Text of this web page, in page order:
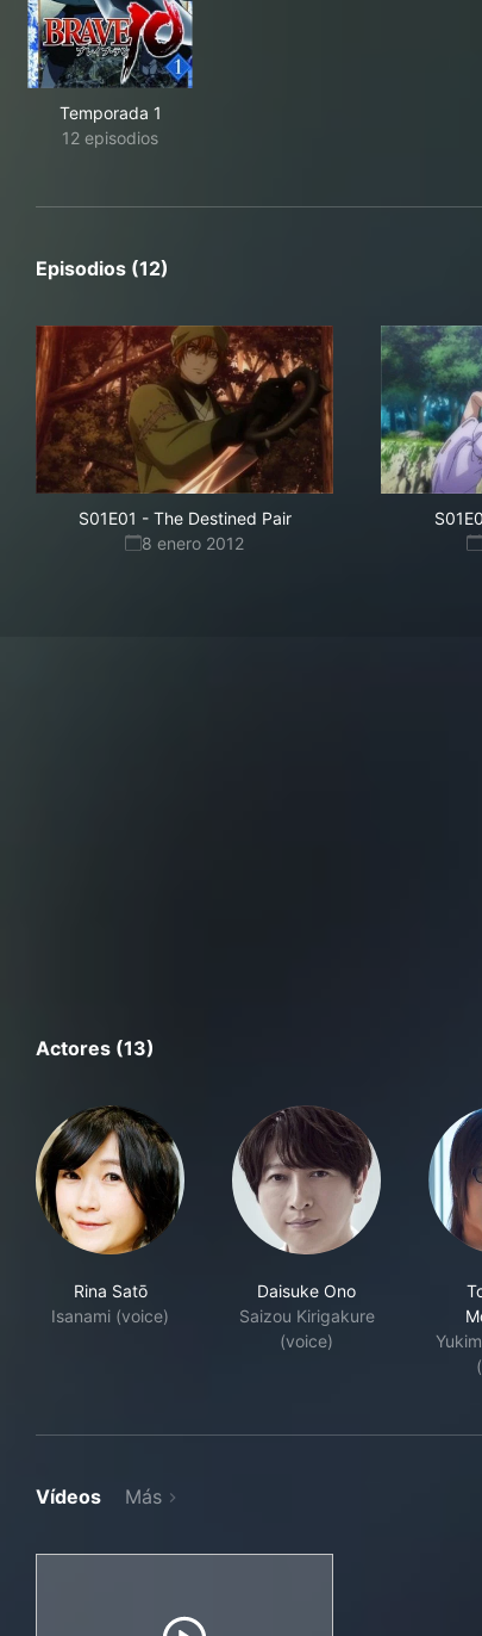
Temporada 1
12 episodios
Episodios (12)
S01E01 - The Destined Pair
8 enero 2012
Actores (13)
Rina Satō
Isanami (voice)
Daisuke Ono
Saizou Kirigakure
(voice)
Vídeos Más